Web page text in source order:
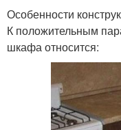
Особенности
К положительным
шкафа относится: